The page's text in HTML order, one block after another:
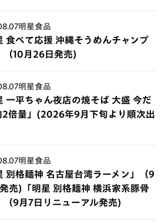
明星食品
食べて応援 沖縄そうめんチャンプ
（10月26日発売)
明星食品
一平ちゃん夜店の焼そば 大盛 今だ
2倍量」(2026年9月下旬より順次出
明星食品
別格麺神 名古屋台湾ラーメン」（9
売)「明星 別格麺神 横浜家系豚骨
（9月7日リニューアル発売)